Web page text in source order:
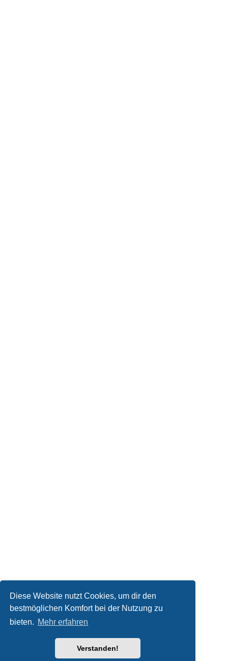
Diese Website nutzt Cookies, um dir den
bestmöglichen Komfort bei der Nutzung zu
bieten. Mehr erfahren
Verstanden!